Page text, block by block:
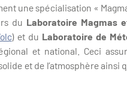
une spécialisation «
du Laboratoire Magmas
) et du Laboratoire de
et national. Ceci
et de l’atmosphère ainsi